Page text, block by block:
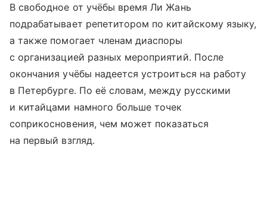
В свободное от учёбы время Ли Жань
подрабатывает репетитором по китайскому языку,
а также помогает членам диаспоры
с организацией разных мероприятий. После
окончания учёбы надеется устроиться на работу
в Петербурге. По её словам, между русскими
и китайцами намного больше точек
соприкосновения, чем может показаться
на первый взгляд.